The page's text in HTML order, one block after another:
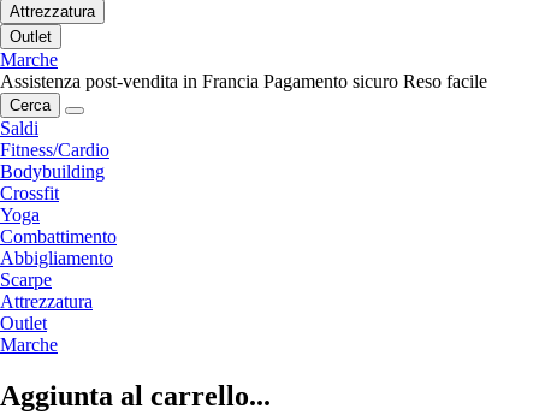
Attrezzatura
Outlet
Marche
Assistenza post-vendita in Francia Pagamento sicuro Reso facile
Cerca
Saldi
Fitness/Cardio
Bodybuilding
Crossfit
Yoga
Combattimento
Abbigliamento
Scarpe
Attrezzatura
Outlet
Marche
Aggiunta al carrello...